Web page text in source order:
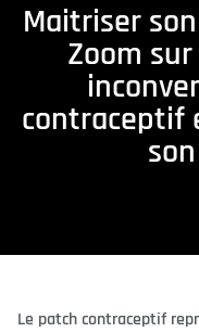
Maitriser
Zoom
contraceptif
Le patch contraceptif